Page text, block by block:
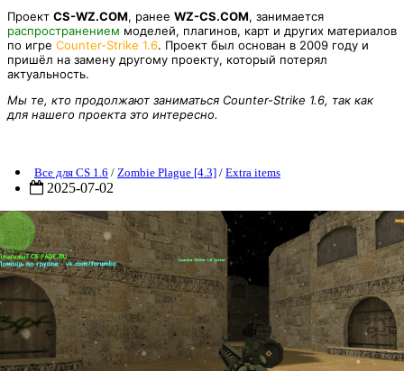
Проект CS-WZ.COM, ранее WZ-CS.COM, занимается
распространением моделей, плагинов, карт и других материалов
по игре Counter-Strike 1.6. Проект был основан в 2009 году и
пришёл на замену другому проекту, который потерял
актуальность.
Мы те, кто продолжают заниматься Counter-Strike 1.6, так как
для нашего проекта это интересно.
Все для CS 1.6 / Zombie Plague [4.3] / Extra items
2025-07-02